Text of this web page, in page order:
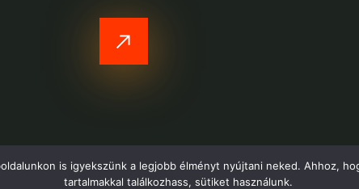
is igyekszünk a legjobb élményt nyújtani neked. Ahhoz,
tartalmakkal találkozhass, sütiket használunk.